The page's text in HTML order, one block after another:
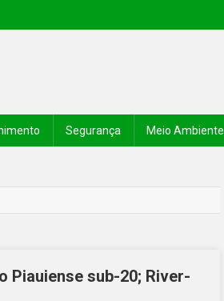
Segurança Meio Ambiente
Piauiense sub-20; River-